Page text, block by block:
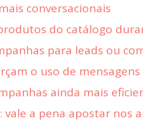
conversacionais
do catálogo
para leads ou
o uso de
ainda mais
vale a pena apostar nos